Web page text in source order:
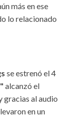
más en ese
lo relacionado
se estrenó el 4
alcanzó el
gracias al audio
en un